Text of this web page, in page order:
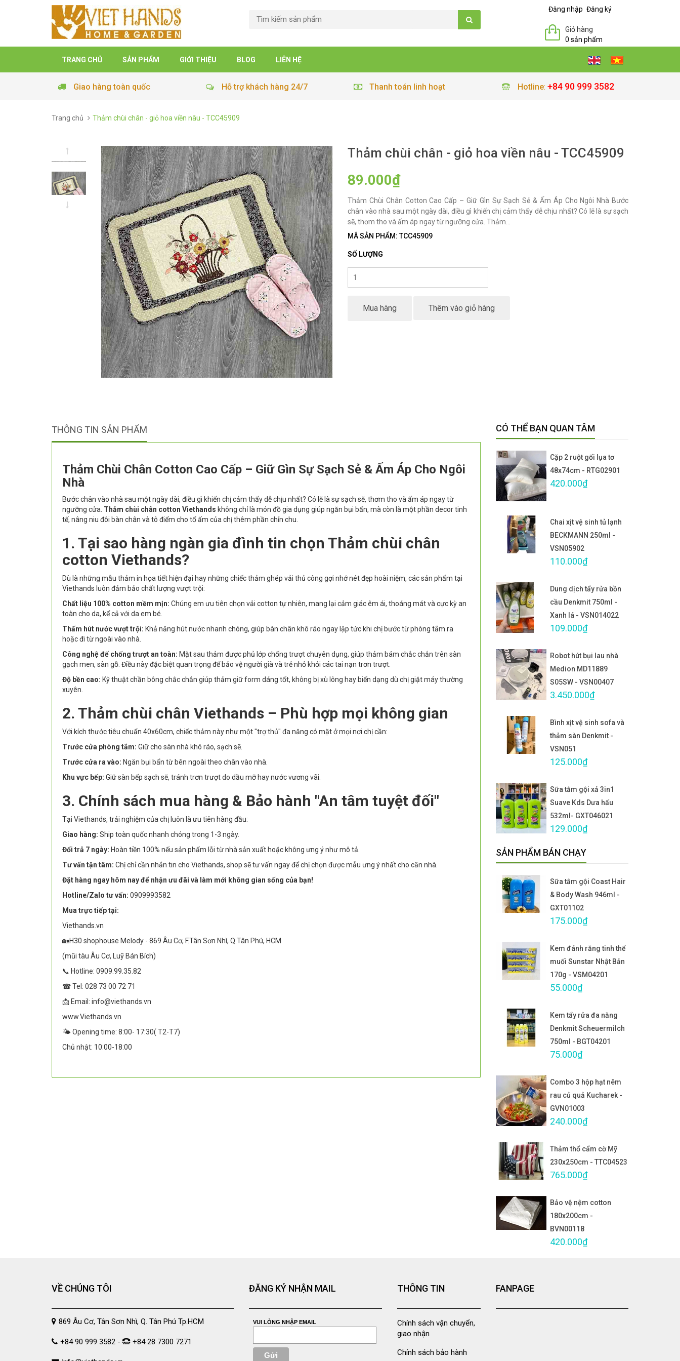
Đăng nhập Đăng ký
Giỏ hàng
0 sản phẩm
TRANG CHỦ SẢN PHẨM GIỚI THIỆU BLOG LIÊN HỆ
Giao hàng toàn quốc Hỗ trợ khách hàng 24/7 Thanh toán linh hoạt Hotline: +84 90 999 3582
Trang chủ Thảm chùi chân - giỏ hoa viền nâu - TCC45909
Thảm chùi chân - giỏ hoa viền nâu - TCC45909
89.000₫
Thảm Chùi Chân Cotton Cao Cấp – Giữ Gìn Sự Sạch Sẻ & Ấm Áp Cho Ngôi Nhà Bước
chân vào nhà sau một ngày dài, điều gì khiến chị cảm thấy dễ chịu nhất? Có lẽ là sự sạch
sẽ, thơm tho và ấm áp ngay từ ngưỡng cửa. Thảm...
MÃ SẢN PHẨM: TCC45909
SỐ LƯỢNG
Mua hàng Thêm vào giỏ hàng
THÔNG TIN SẢN PHẨM
Thảm Chùi Chân Cotton Cao Cấp – Giữ Gìn Sự Sạch Sẻ & Ấm Áp Cho Ngôi
Nhà
Bước chân vào nhà sau một ngày dài, điều gì khiến chị cảm thấy dễ chịu nhất? Có lẽ là sự sạch sẽ, thơm tho và ấm áp ngay từ
ngưỡng cửa. Thảm chùi chân cotton Viethands không chỉ là món đồ gia dụng giúp ngăn bụi bẩn, mà còn là một phần decor tinh
tế, nâng niu đôi bàn chân và tô điểm cho tổ ấm của chị thêm phần chỉn chu.
1. Tại sao hàng ngàn gia đình tin chọn Thảm chùi chân
cotton Viethands?
Dù là những mẫu thảm in họa tiết hiện đại hay những chiếc thảm ghép vải thủ công gợi nhớ nét đẹp hoài niệm, các sản phẩm tại
Viethands luôn đảm bảo chất lượng vượt trội:
Chất liệu 100% cotton mềm mịn: Chúng em ưu tiên chọn vải cotton tự nhiên, mang lại cảm giác êm ái, thoáng mát và cực kỳ an
toàn cho da, kể cả với da em bé.
Thấm hút nước vượt trội: Khả năng hút nước nhanh chóng, giúp bàn chân khô ráo ngay lập tức khi chị bước từ phòng tắm ra
hoặc đi từ ngoài vào nhà.
Công nghệ đế chống trượt an toàn: Mặt sau thảm được phủ lớp chống trượt chuyên dụng, giúp thảm bám chắc chắn trên sàn
gạch men, sàn gỗ. Điều này đặc biệt quan trọng để bảo vệ người già và trẻ nhỏ khỏi các tai nạn trơn trượt.
Độ bền cao: Kỹ thuật chần bông chắc chắn giúp thảm giữ form dáng tốt, không bị xù lông hay biến dạng dù chị giặt máy thường
xuyên.
2. Thảm chùi chân Viethands – Phù hợp mọi không gian
Với kích thước tiêu chuẩn 40x60cm, chiếc thảm này như một "trợ thủ" đa năng có mặt ở mọi nơi chị cần:
Trước cửa phòng tắm: Giữ cho sàn nhà khô ráo, sạch sẽ.
Trước cửa ra vào: Ngăn bụi bẩn từ bên ngoài theo chân vào nhà.
Khu vực bếp: Giữ sàn bếp sạch sẽ, tránh trơn trượt do dầu mỡ hay nước vương vãi.
3. Chính sách mua hàng & Bảo hành "An tâm tuyệt đối"
Tại Viethands, trải nghiệm của chị luôn là ưu tiên hàng đầu:
Giao hàng: Ship toàn quốc nhanh chóng trong 1-3 ngày.
Đổi trả 7 ngày: Hoàn tiền 100% nếu sản phẩm lỗi từ nhà sản xuất hoặc không ưng ý như mô tả.
Tư vấn tận tâm: Chị chỉ cần nhắn tin cho Viethands, shop sẽ tư vấn ngay để chị chọn được mẫu ưng ý nhất cho căn nhà.
Đặt hàng ngay hôm nay để nhận ưu đãi và làm mới không gian sống của bạn!
Hotline/Zalo tư vấn: 0909993582
Mua trực tiếp tại:
Viethands.vn
🏡H30 shophouse Melody - 869 Âu Cơ, F.Tân Sơn Nhì, Q.Tân Phú, HCM
(mũi tàu Âu Cơ, Luỹ Bán Bích)
📞 Hotline: 0909.99.35.82
☎ Tel: 028 73 00 72 71
📩 Email: info@viethands.vn
www.Viethands.vn
🌤️ Opening time: 8:00- 17:30( T2-T7)
Chủ nhật: 10:00-18:00
CÓ THỂ BẠN QUAN TÂM
Cặp 2 ruột gối lụa tơ
48x74cm - RTG02901
420.000₫
Chai xịt vệ sinh tủ lạnh
BECKMANN 250ml -
VSN05902
110.000₫
Dung dịch tẩy rửa bồn
cầu Denkmit 750ml -
Xanh lá - VSN014022
109.000₫
Robot hút bụi lau nhà
Medion MD11889
S05SW - VSN00407
3.450.000₫
Bình xịt vệ sinh sofa và
thảm sàn Denkmit -
VSN051
125.000₫
Sữa tắm gội xả 3in1
Suave Kds Dưa hấu
532ml- GXT046021
129.000₫
SẢN PHẨM BÁN CHẠY
Sữa tắm gội Coast Hair
& Body Wash 946ml -
GXT01102
175.000₫
Kem đánh răng tinh thể
muối Sunstar Nhật Bản
170g - VSM04201
55.000₫
Kem tẩy rửa đa năng
Denkmit Scheuermilch
750ml - BGT04201
75.000₫
Combo 3 hộp hạt nêm
rau củ quả Kucharek -
GVN01003
240.000₫
Thảm thổ cẩm cờ Mỹ
230x250cm - TTC04523
765.000₫
Bảo vệ nệm cotton
180x200cm -
BVN00118
420.000₫
VỀ CHÚNG TÔI
869 Âu Cơ, Tân Sơn Nhì, Q. Tân Phú Tp.HCM
+84 90 999 3582 - +84 28 7300 7271
ĐĂNG KÝ NHẬN MAIL
VUI LÒNG NHẬP EMAIL
THÔNG TIN
Chính sách vận chuyển,
giao nhận
Chính sách bảo hành
FANPAGE